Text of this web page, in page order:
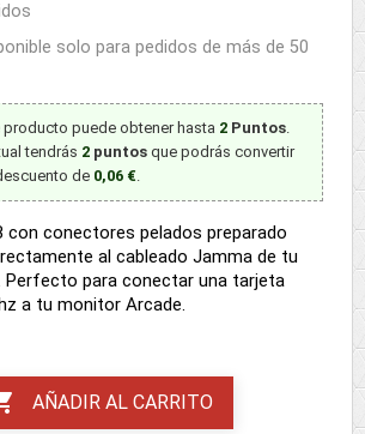
solo para pedidos de más de 50
puede obtener hasta 2 Puntos.
tendrás 2 puntos que podrás convertir
de 0,06 €.
con conectores pelados preparado
al cableado Jamma de tu
Perfecto para conectar una tarjeta
a tu monitor Arcade.
AÑADIR AL CARRITO